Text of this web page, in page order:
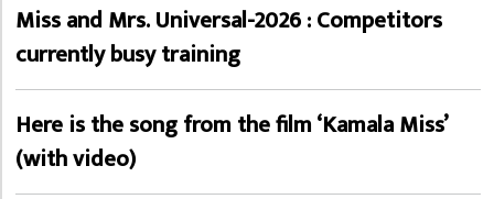
Miss and Mrs. Universal-2026 : Competitors
currently busy training
Here is the song from the film ‘Kamala Miss’
(with video)